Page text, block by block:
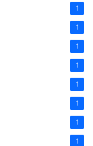
1
1
1
1
1
1
1
1